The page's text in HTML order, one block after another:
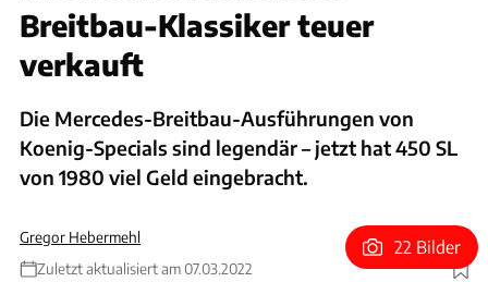
Breitbau-Klassiker teuer
verkauft
Die Mercedes-Breitbau-Ausführungen von
Koenig-Specials sind legendär – jetzt hat 450 SL
von 1980 viel Geld eingebracht.
Gregor Hebermehl
Zuletzt aktualisiert am 07.03.2022
22 Bilder